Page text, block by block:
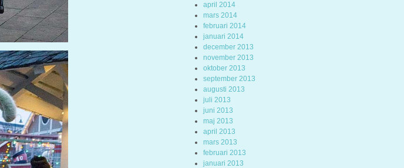
april 2014
mars 2014
februari 2014
januari 2014
december 2013
november 2013
oktober 2013
september 2013
augusti 2013
juli 2013
juni 2013
maj 2013
april 2013
mars 2013
februari 2013
januari 2013